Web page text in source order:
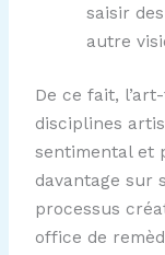
saisir
autre
De ce fait,
disciplines
sentimental et
davantage sur
processus
office de